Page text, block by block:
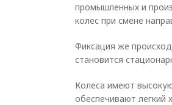
промышленных и
колес при смене
Фиксация же
становится
Колеса имеют
обеспечивают легкий